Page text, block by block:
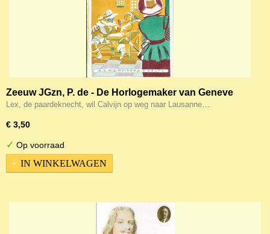
Zeeuw JGzn, P. de - De Horlogemaker van Geneve
Lex, de paardeknecht, wil Calvijn op weg naar Lausanne…
€ 3,50
✓ Op voorraad
IN WINKELWAGEN